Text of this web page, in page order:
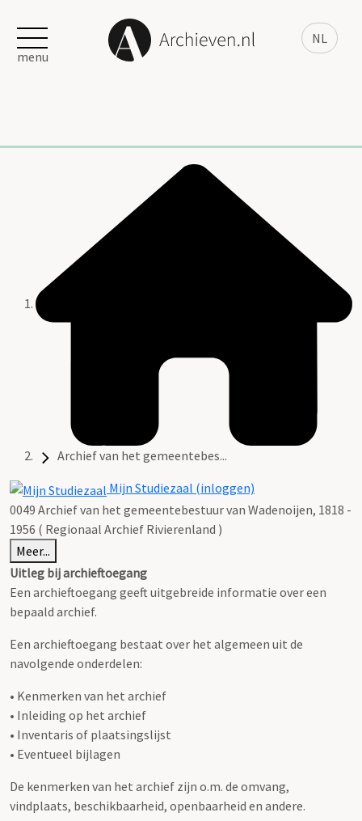
NL
menu
Archief van het gemeentebes...
Mijn Studiezaal (inloggen)
0049 Archief van het gemeentebestuur van Wadenoijen, 1818 -
1956 ( Regionaal Archief Rivierenland )
Meer...
Uitleg bij archieftoegang
Een archieftoegang geeft uitgebreide informatie over een
bepaald archief.
Een archieftoegang bestaat over het algemeen uit de
navolgende onderdelen:
• Kenmerken van het archief
• Inleiding op het archief
• Inventaris of plaatsingslijst
• Eventueel bijlagen
De kenmerken van het archief zijn o.m. de omvang,
vindplaats, beschikbaarheid, openbaarheid en andere.